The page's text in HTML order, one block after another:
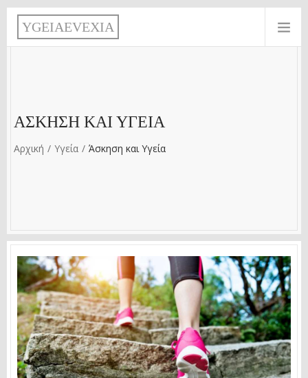
Παράκαμψη προς το κυρίως περιεχόμενο
YGEIAEVEXIA
ΆΣΚΗΣΗ ΚΑΙ ΥΓΕΊΑ
Αρχική Υγεία Άσκηση και Υγεία